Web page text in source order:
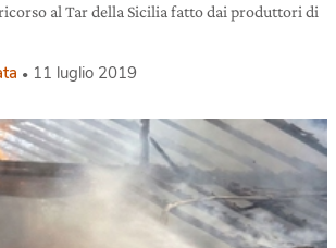
al Tar della Sicilia fatto dai produttori di
11 luglio 2019